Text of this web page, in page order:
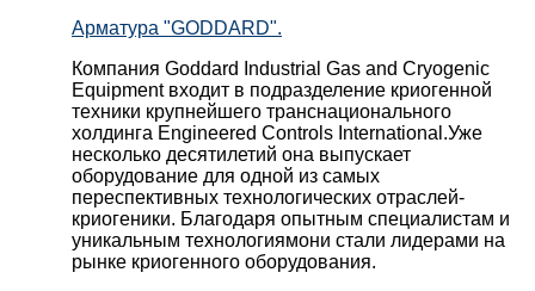
Арматура "GODDARD".
Компания Goddard Industrial Gas and Cryogenic
Equipment входит в подразделение криогенной
техники крупнейшего транснационального
холдинга Engineered Controls International.Уже
несколько десятилетий она выпускает
оборудование для одной из самых
переспективных технологических отраслей-
криогеники. Благодаря опытным специалистам и
уникальным технологиямони стали лидерами на
рынке криогенного оборудования.